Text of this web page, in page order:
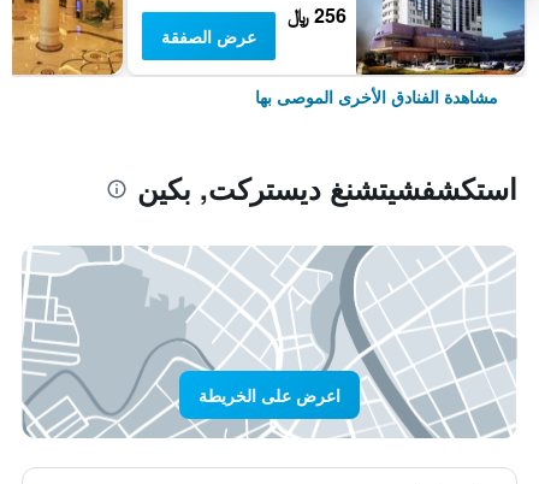
256 ﷼
عرض الصفقة
مشاهدة الفنادق الأخرى الموصى بها
استكشفشيتشنغ ديستركت, بكين
اعرض على الخريطة